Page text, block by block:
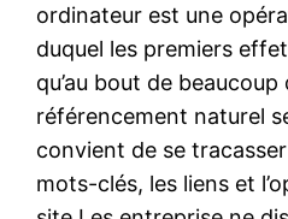
ordinateur est une
duquel les premiers
qu’au bout de
référencement naturel
convient de se
mots-clés, les liens et